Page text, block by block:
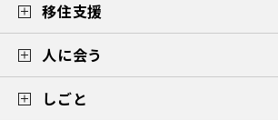
移住支援
人に会う
しごと